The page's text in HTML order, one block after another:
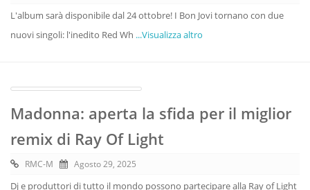
L'album sarà disponibile dal 24 ottobre! I Bon Jovi tornano con due
nuovi singoli: l'inedito Red Wh ...Visualizza altro
Madonna: aperta la sfida per il miglior
remix di Ray Of Light
RMC-M Agosto 29, 2025
Dj e produttori di tutto il mondo possono partecipare alla Ray of Light